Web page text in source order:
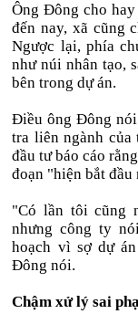
Ông Đông cho
đến nay, xã cũng
Ngược lại, phía
như núi nhân tạo,
bên trong dự án.
Điều ông Đông
tra liên ngành của
đầu tư báo cáo
đoạn "hiện bắt
"Có lần tôi cũng
nhưng công ty
hoạch vì sợ dự
Đông nói.
Chậm xử lý sai